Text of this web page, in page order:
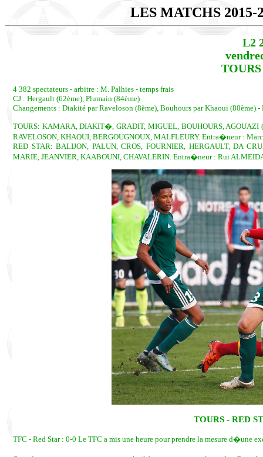
LES MATCHS
L2
4 382 spectateurs - arbitre : M. Palhies - temps frais
CJ : Hergault (62ème), Plumain (84ème)
Changements : Diakité par Raveloson (8ème), Bouhours par Khaoui
TOURS: KAMARA, DIAKIT�, GRADIT, MIGUEL, BOUHOURS,
RAVELOSON, KHAOUI, BERGOUGNOUX, MALFLEURY. Entra�neur :
RED STAR: BALIJON, PALUN, CROS, FOURNIER, HERGAULT, DA
MARIE, JEANVIER, KAABOUNI, CHAVALERIN. Entra�neur : Rui
TOURS - RED
TFC - Red Star : 0-0 Le TFC a mis une heure pour prendre la mesure